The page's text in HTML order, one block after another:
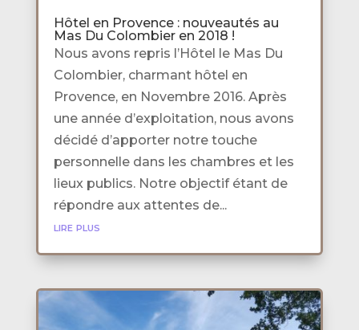
Hôtel en Provence : nouveautés au
Mas Du Colombier en 2018 !
Nous avons repris l’Hôtel le Mas Du
Colombier, charmant hôtel en
Provence, en Novembre 2016. Après
une année d’exploitation, nous avons
décidé d’apporter notre touche
personnelle dans les chambres et les
lieux publics. Notre objectif étant de
répondre aux attentes de...
lire plus